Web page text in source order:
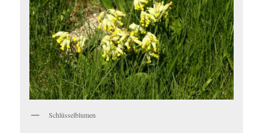
Schlüsselblumen